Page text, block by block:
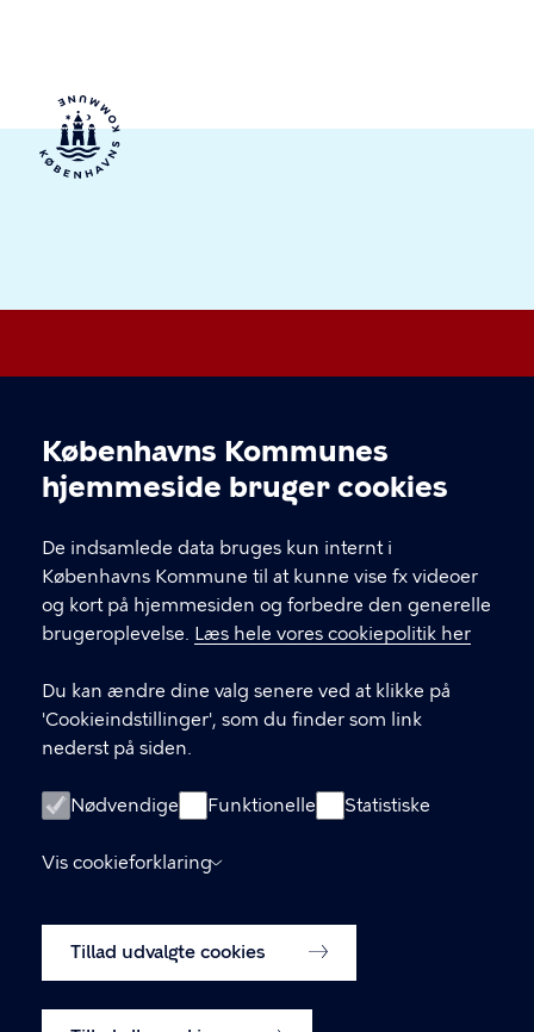
Cookieindstillinger
Københavns Kommunes
hjemmeside bruger cookies
De indsamlede data bruges kun internt i
Københavns Kommune til at kunne vise fx videoer
og kort på hjemmesiden og forbedre den generelle
brugeroplevelse. Læs hele vores cookiepolitik her
Du kan ændre dine valg senere ved at klikke på
'Cookieindstillinger', som du finder som link
nederst på siden.
Nødvendige Funktionelle Statistiske
Vis cookieforklaring
Tillad udvalgte cookies
KONTAKT
Valgårdsvej 4-8 2500 Valby
valbylokaludvalg@okf.kk.dk
LINKS
Kontakt os
Medlemmernes side
Instagram
Cookiepolitik
Cookieindstillinger